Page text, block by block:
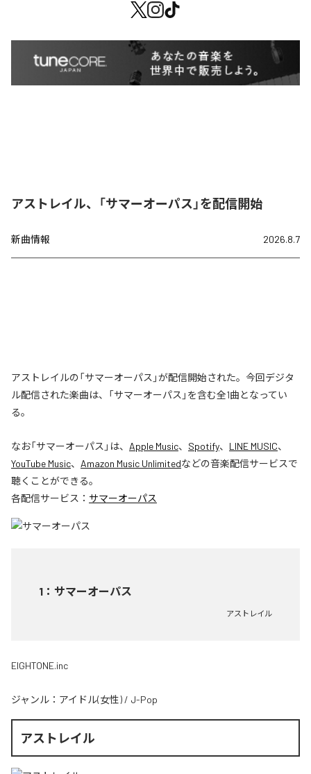
アストレイル、「サマーオーパス」を配信開始
新曲情報 2026.8.7
アストレイルの「サマーオーパス」が配信開始された。今回デジタ
ル配信された楽曲は、「サマーオーパス」を含む全1曲となってい
る。
なお「サマーオーパス 」は、 Apple Music、 Spotify、 LINE MUSIC、
YouTube Music、 Amazon Music Unlimitedなどの音楽配信サービスで
聴くことができる。
各配信サービス： サマーオーパス
1 ： サマーオーパス
アストレイル
EIGHTONE.inc
ジャンル： アイドル(女性) / J-Pop
アストレイル